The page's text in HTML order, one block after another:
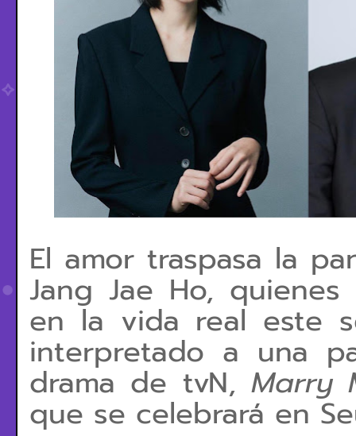
El amor traspasa la
Jang Jae Ho,
en la vida real este
interpretado a una
drama de tvN, Marry
que se celebrará en